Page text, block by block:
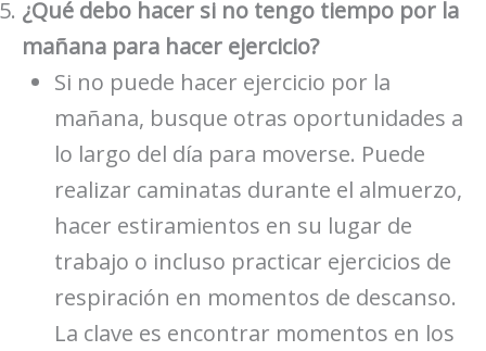
¿Qué debo hacer si no tengo tiempo por la
mañana para hacer ejercicio?
Si no puede hacer ejercicio por la
mañana, busque otras oportunidades a
lo largo del día para moverse. Puede
realizar caminatas durante el almuerzo,
hacer estiramientos en su lugar de
trabajo o incluso practicar ejercicios de
respiración en momentos de descanso.
La clave es encontrar momentos en los